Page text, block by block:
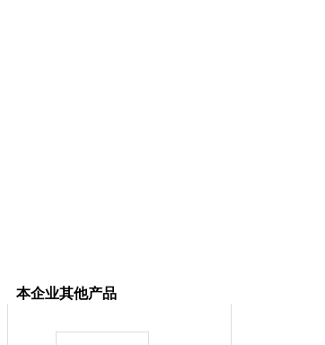
本企业其他产品